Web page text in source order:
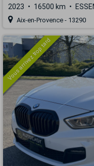
2023 16500 km
Aix-en-Provence - 13290
Vous arrivez trop tard